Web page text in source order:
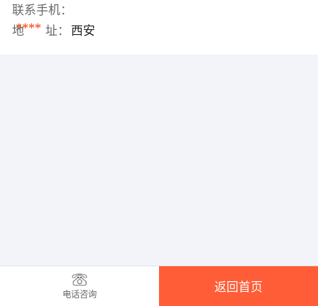
联系手机：
****
地 址： 西安
电话咨询
返回首页